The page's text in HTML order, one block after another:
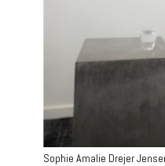
Sophie Amalie Drejer